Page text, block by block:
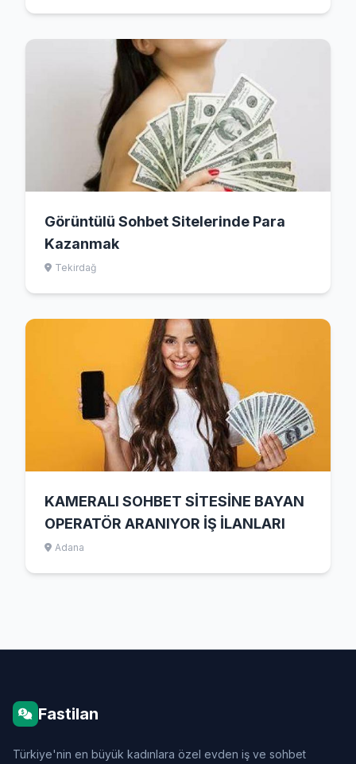
Görüntülü Sohbet Sitelerinde Para
Kazanmak
Tekirdağ
KAMERALI SOHBET SİTESİNE BAYAN
OPERATÖR ARANIYOR İŞ İLANLARI
Adana
Fastilan
Türkiye'nin en büyük kadınlara özel evden iş ve sohbet